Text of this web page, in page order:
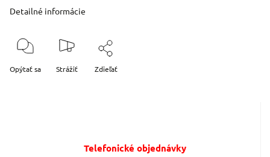
Detailné informácie
Opýtať sa Strážiť Zdieľať
Telefonické objednávky